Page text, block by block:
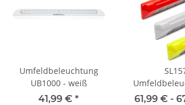
Umfeldbeleuchtung
UB1000 - weiß
41,99 € *
versch.
61,99 € -